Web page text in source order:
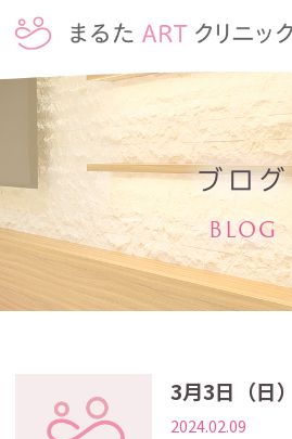
ブログ
BLOG
2024.02.09